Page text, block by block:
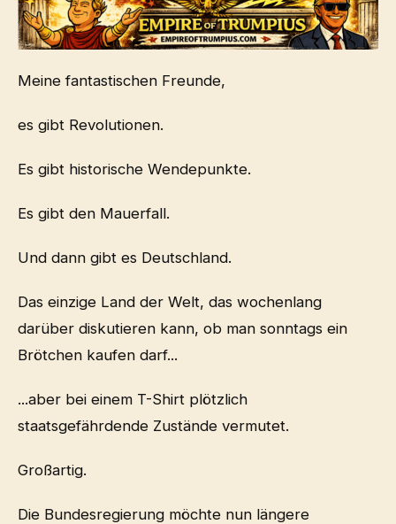
Meine fantastischen Freunde,
es gibt Revolutionen.
Es gibt historische Wendepunkte.
Es gibt den Mauerfall.
Und dann gibt es Deutschland.
Das einzige Land der Welt, das wochenlang
darüber diskutieren kann, ob man sonntags ein
Brötchen kaufen darf...
...aber bei einem T-Shirt plötzlich
staatsgefährdende Zustände vermutet.
Großartig.
Die Bundesregierung möchte nun längere